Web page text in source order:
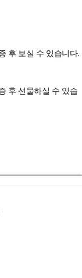
후 보실 수 있습니다.
후 선물하실 수 있습